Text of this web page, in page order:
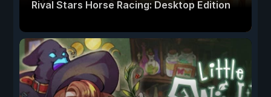
Rival Stars Horse Racing: Desktop Edition